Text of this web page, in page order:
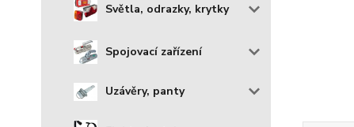
Světla, odrazky, krytky
Spojovací zařízení
Uzávěry, panty